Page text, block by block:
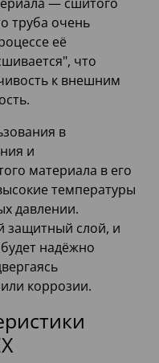
— сшитого
труба очень
её
что
к внешним
в
и
материала в его
температуры
давлении.
защитный слой, и
надёжно
коррозии.